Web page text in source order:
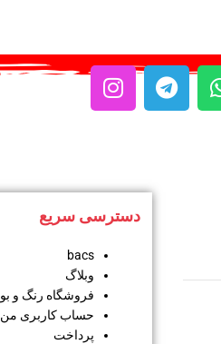
دسترسی سریع
bacs
وبلاگ
فروشگاه رنگ و بو
حساب کاربری من
پرداخت